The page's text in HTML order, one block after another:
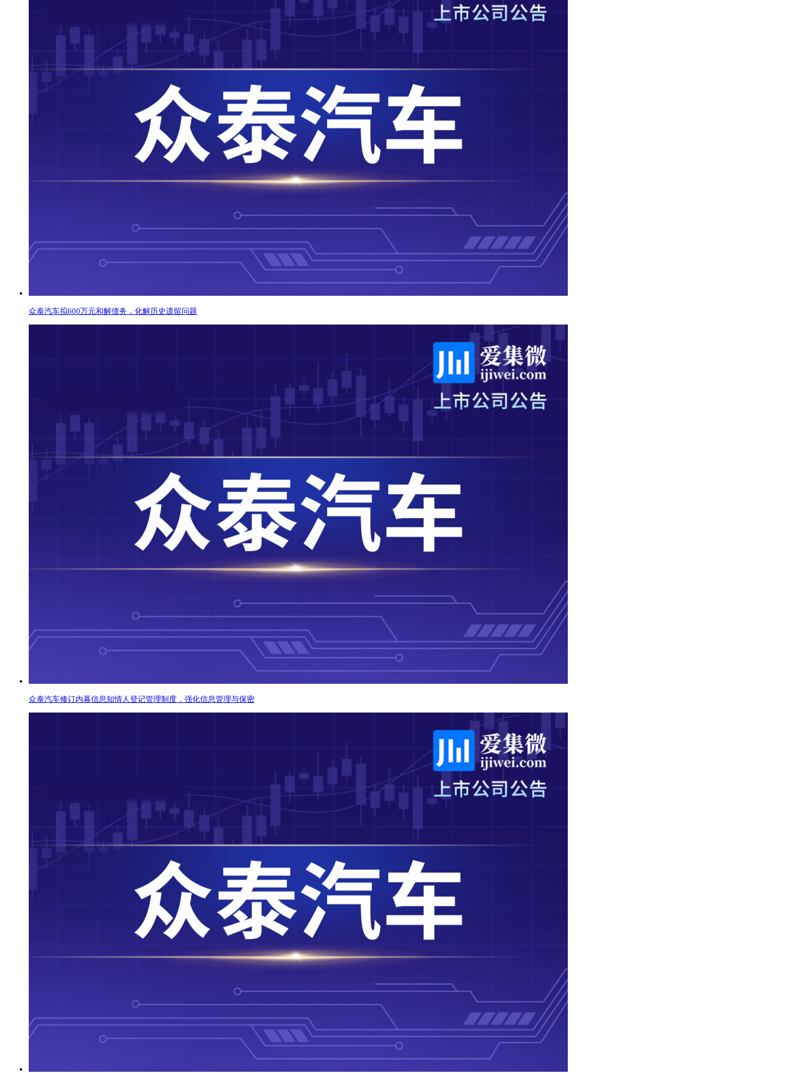
众泰汽车拟600万元和解债务，化解历史遗留问题
众泰汽车修订内幕信息知情人登记管理制度，强化信息管理与保密